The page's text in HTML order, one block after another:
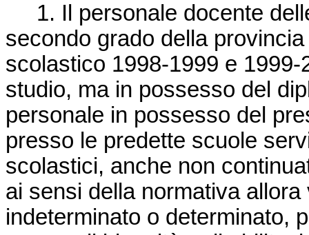
1. Il personale docente
secondo grado della
scolastico 1998-1999 e
studio, ma in possesso del
personale in possesso del
presso le predette scuole
scolastici, anche non
ai sensi della normativa
indeterminato o determinato,